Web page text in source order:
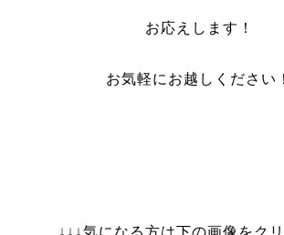
お応えします！
お気軽にお越しください！
↓↓↓気になる方は下の画像をク